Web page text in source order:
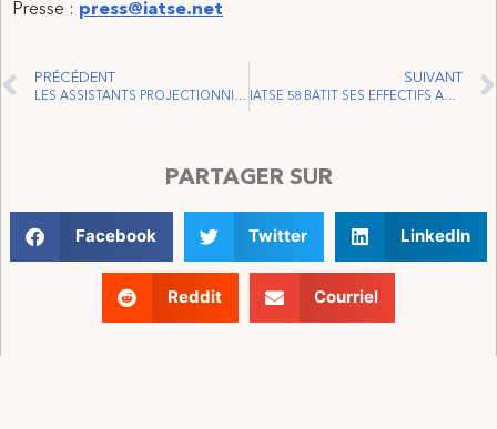
Presse : press@iatse.net
PRÉCÉDENT
LES ASSISTANTS PROJECTIONNISTES DU TIFF VOTENT POUR LA REPRÉSENTATION IATSE
SUIVANT
IATSE 58 BÂTIT SES EFFECTIFS AVEC LES MENUISIERS DU YPT
PARTAGER SUR
Facebook Twitter LinkedIn
Reddit Courriel